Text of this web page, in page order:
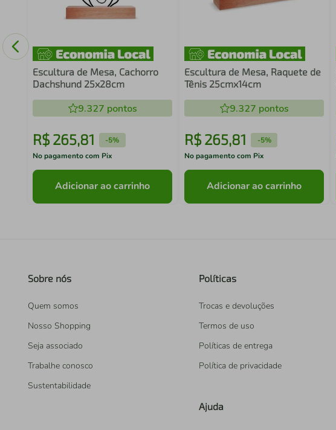
Escultura de Mesa, Cachorro
Dachshund 25x28cm
9.327 pontos
R$ 265,81 -5%
No pagamento com Pix
Adicionar ao carrinho
Escultura de Mesa, Raquete de
Tênis 25cmx14cm
9.327 pontos
R$ 265,81 -5%
No pagamento com Pix
Adicionar ao carrinho
Sobre nós
Quem somos
Nosso Shopping
Seja associado
Trabalhe conosco
Sustentabilidade
Políticas
Trocas e devoluções
Termos de uso
Políticas de entrega
Política de privacidade
Ajuda